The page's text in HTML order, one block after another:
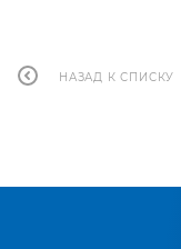
НАЗАД К СПИСКУ